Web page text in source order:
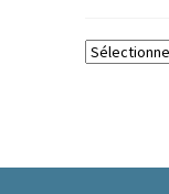
Archives